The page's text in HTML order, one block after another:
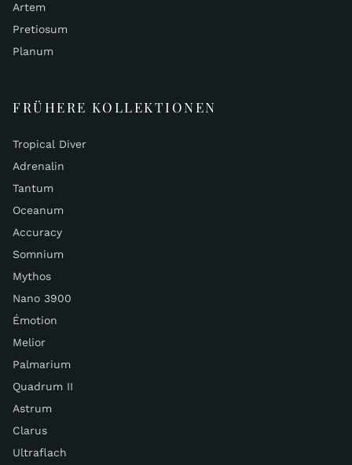
Artem
Pretiosum
Planum
FRÜHERE KOLLEKTIONEN
Tropical Diver
Adrenalin
Tantum
Oceanum
Accuracy
Somnium
Mythos
Nano 3900
Émotion
Melior
Palmarium
Quadrum II
Astrum
Clarus
Ultraflach